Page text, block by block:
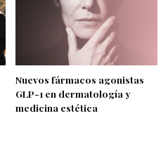
Nuevos fármacos agonistas
GLP-1 en dermatología y
medicina estética